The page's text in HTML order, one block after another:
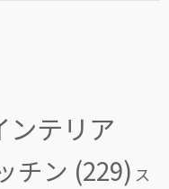
ンテリア
チン (229) ス